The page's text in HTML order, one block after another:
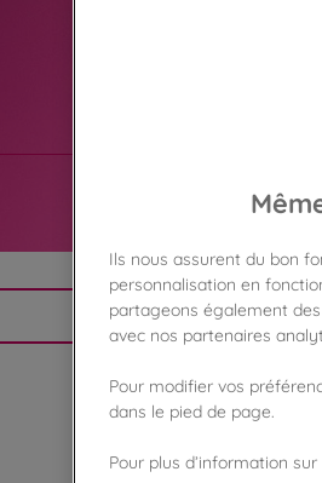
FORMAT
Ils nous assurent du bon
personnalisation en
partageons également
avec nos partenaires
Pour modifier vos
dans le pied de page.
Pour plus d’information